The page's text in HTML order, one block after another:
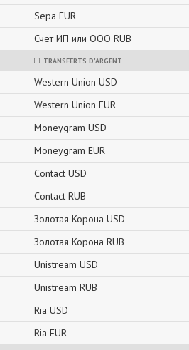
Sepa EUR
Счет ИП или ООО RUB
TRANSFERTS D'ARGENT
Western Union USD
Western Union EUR
Moneygram USD
Moneygram EUR
Contact USD
Contact RUB
Золотая Корона USD
Золотая Корона RUB
Unistream USD
Unistream RUB
Ria USD
Ria EUR